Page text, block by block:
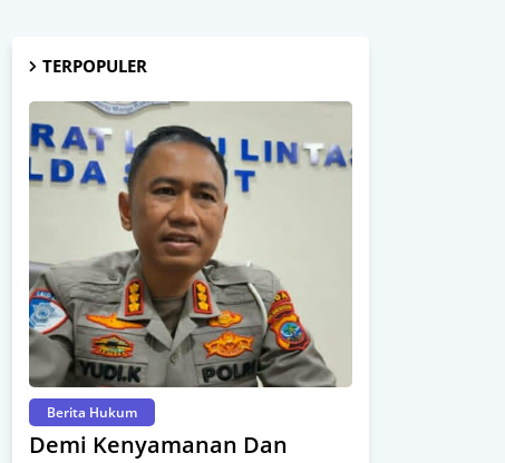
TERPOPULER
Berita Hukum
Demi Kenyamanan Dan